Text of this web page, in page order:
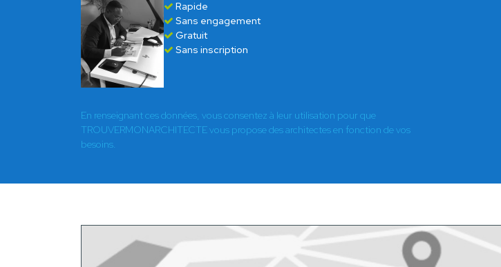
Rapide
Sans engagement
Gratuit
Sans inscription
En renseignant ces données, vous consentez à leur utilisation pour que
TROUVERMONARCHITECTE vous propose des architectes en fonction de vos
besoins.